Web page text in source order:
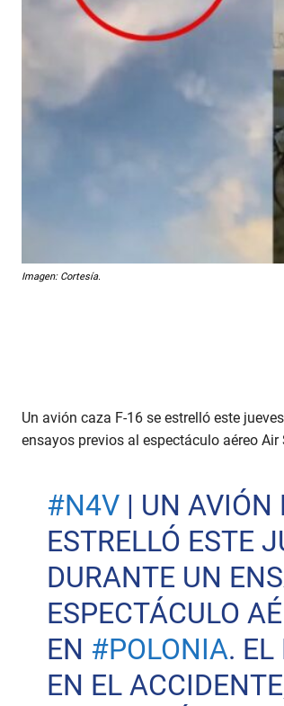
Imagen: Cortesía.
Un avión caza F-16 se estrelló este
ensayos previos al espectáculo aéreo
#N4V| UN AVIÓN
ESTRELLÓ ESTE
DURANTE UN
ESPECTÁCULO
EN #POLONIA. EL
EN EL